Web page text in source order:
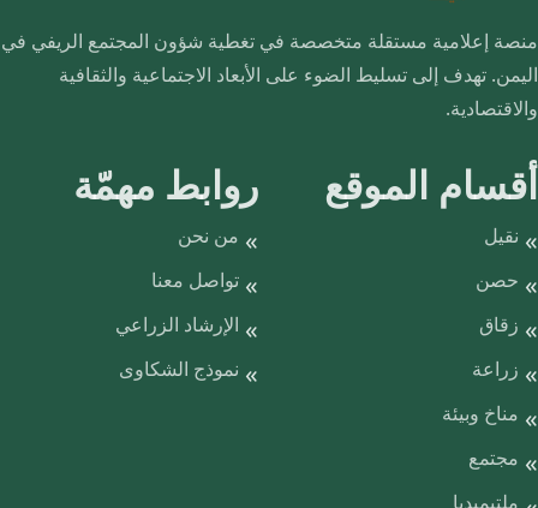
منصة إعلامية مستقلة متخصصة في تغطية شؤون المجتمع الريفي في
اليمن. تهدف إلى تسليط الضوء على الأبعاد الاجتماعية والثقافية
والاقتصادية.
أقسام الموقع
نقيل
حصن
زقاق
زراعة
مناخ وبيئة
مجتمع
ملتيميديا
روابط مهمّة
من نحن
تواصل معنا
الإرشاد الزراعي
نموذج الشكاوى